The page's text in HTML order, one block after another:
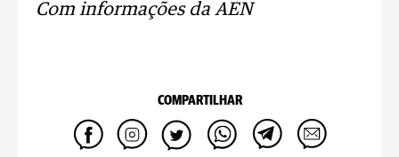
Com informações da AEN
COMPARTILHAR